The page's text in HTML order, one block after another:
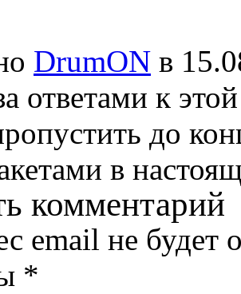
DrumON в
ответами к
до
в
комментарий
email не будет
*